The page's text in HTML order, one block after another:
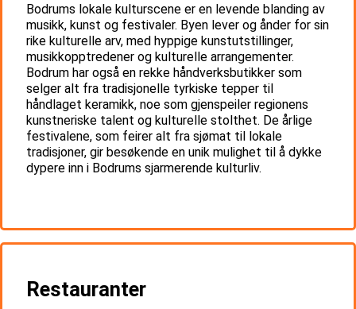
Bodrums lokale kulturscene er en levende blanding av
musikk, kunst og festivaler. Byen lever og ånder for sin
rike kulturelle arv, med hyppige kunstutstillinger,
musikkopptredener og kulturelle arrangementer.
Bodrum har også en rekke håndverksbutikker som
selger alt fra tradisjonelle tyrkiske tepper til
håndlaget keramikk, noe som gjenspeiler regionens
kunstneriske talent og kulturelle stolthet. De årlige
festivalene, som feirer alt fra sjømat til lokale
tradisjoner, gir besøkende en unik mulighet til å dykke
dypere inn i Bodrums sjarmerende kulturliv.
Restauranter